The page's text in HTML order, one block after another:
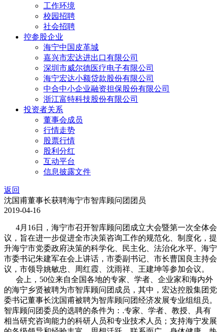
工作环境
校园招聘
社会招聘
控参股企业
海宁中国皮革城
嘉兴市宏达进出口有限公司
深圳市威尔德医疗电子有限公司
海宁宏达小额贷款股份有限公司
中合中小企业融资担保股份有限公司
浙江富特科技股份有限公司
投资者关系
董事会成员
行情走势
股票行情
股利分红
互动平台
信息披露文件
返回
沈国甫董事长获聘海宁市智库顾问团团员
2019-04-16
4月16日，海宁市召开智库顾问团成立大会暨第一次全体会
议，旨在进一步促进全市决策咨询工作的规范化、制度化，提
升海宁市党委政府决策的科学化、民主化、法治化水平。海宁
市委书记朱建军在会上讲话，市委副书记、市长曹国良主持会
议，市领导姚敏忠、周红霞、沈雨祥、王建坤等参加会议。
会上，50位来自全国各地的专家、学者、企业家和海内外
的海宁乡贤被聘为市智库顾问团成员，其中，宏达控股集团党
委书记董事长沈国甫被聘为智库顾问团经济发展专业组组员。
智库顾问团委员的选聘的条件为：.专家、学者、教授、具有
相当研究咨询能力的科研人员和专业技术人员；支持海宁发展